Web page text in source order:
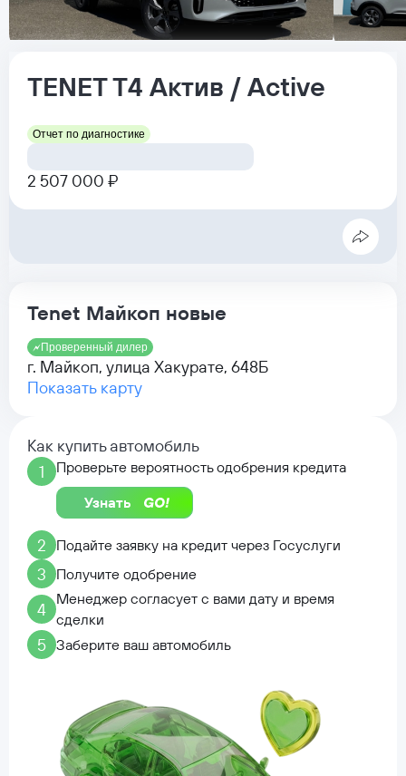
TENETT4 Актив / Active
Отчет по диагностике
2 507 000 ₽
Tenet Майкоп новые
Проверенный дилер
г. Майкоп, улица Хакурате, 648Б
Показать карту
Как купить автомобиль
1
Проверьте вероятность одобрения кредита
Узнать
2 Подайте заявку на кредит через Госуслуги
3 Получите одобрение
4
Менеджер согласует с вами дату и время
сделки
5 Заберите ваш автомобиль